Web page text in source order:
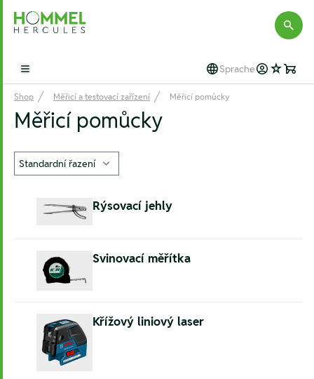
Hommel Hercules
Open main menu Sprache
Shop Měřicí a testovací zařízení Měřicí pomůcky
Měřicí pomůcky
Rýsovací jehly
Svinovací měřítka
Křížový liniový laser